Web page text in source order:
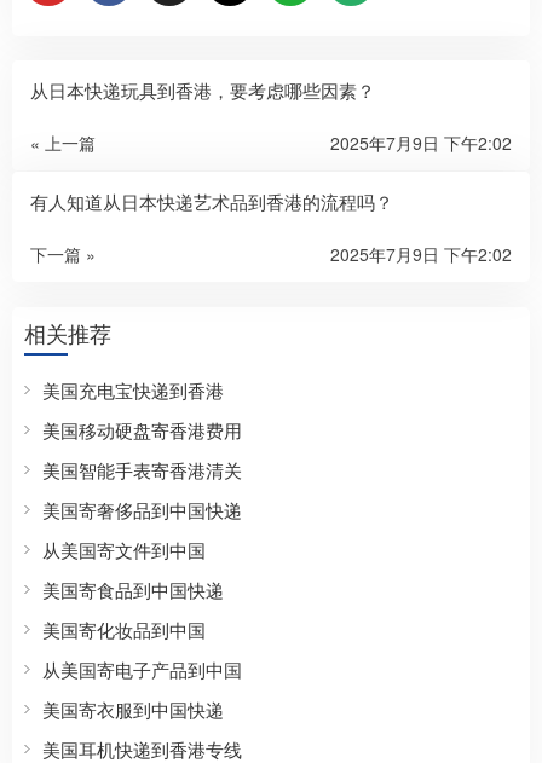
从日本快递玩具到香港，要考虑哪些因素？
« 上一篇 2025年7月9日 下午2:02
有人知道从日本快递艺术品到香港的流程吗？
下一篇 » 2025年7月9日 下午2:02
相关推荐
美国充电宝快递到香港
美国移动硬盘寄香港费用
美国智能手表寄香港清关
美国寄奢侈品到中国快递
从美国寄文件到中国
美国寄食品到中国快递
美国寄化妆品到中国
从美国寄电子产品到中国
美国寄衣服到中国快递
美国耳机快递到香港专线